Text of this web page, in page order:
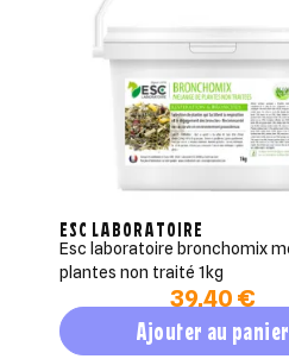
ESC LABORATOIRE
esc laboratoire bronchomix mélange de
plantes non traité 1kg
39,40 €
Ajouter au panier